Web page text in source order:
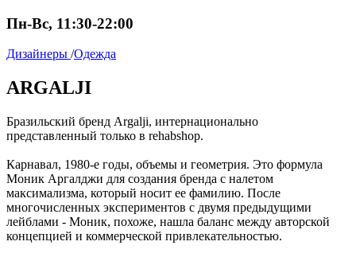
Пн-Вс, 11:30-22:00
Дизайнеры /Одежда
ARGALJI
Бразильский бренд Argalji, интернационально
представленный только в rehabshop.
Карнавал, 1980-е годы, объемы и геометрия. Это формула
Моник Аргалджи для создания бренда с налетом
максимализма, который носит ее фамилию. После
многочисленных экспериментов с двумя предыдущими
лейблами - Моник, похоже, нашла баланс между авторской
концепцией и коммерческой привлекательностью.